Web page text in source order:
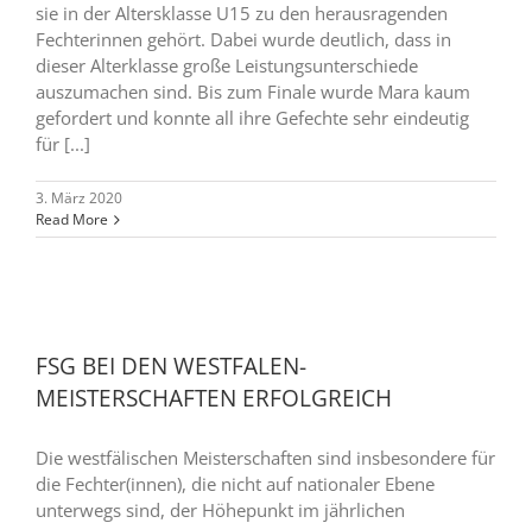
sie in der Altersklasse U15 zu den herausragenden
Fechterinnen gehört. Dabei wurde deutlich, dass in
dieser Alterklasse große Leistungsunterschiede
auszumachen sind. Bis zum Finale wurde Mara kaum
gefordert und konnte all ihre Gefechte sehr eindeutig
für [...]
3. März 2020
Read More
FSG BEI DEN WESTFALEN-
MEISTERSCHAFTEN ERFOLGREICH
Die westfälischen Meisterschaften sind insbesondere für
die Fechter(innen), die nicht auf nationaler Ebene
unterwegs sind, der Höhepunkt im jährlichen